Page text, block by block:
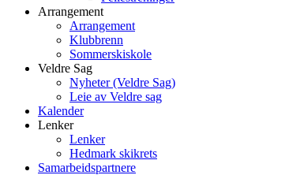
Arrangement
Arrangement
Klubbrenn
Sommerskiskole
Veldre Sag
Nyheter (Veldre Sag)
Leie av Veldre sag
Kalender
Lenker
Lenker
Hedmark skikrets
Samarbeidspartnere